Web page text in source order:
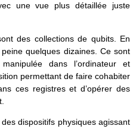
une vue plus détaillée juste
des collections de qubits. En
quelques dizaines. Ce sont
dans l’ordinateur et
permettant de faire cohabiter
ces registres et d’opérer des
dispositifs physiques agissant